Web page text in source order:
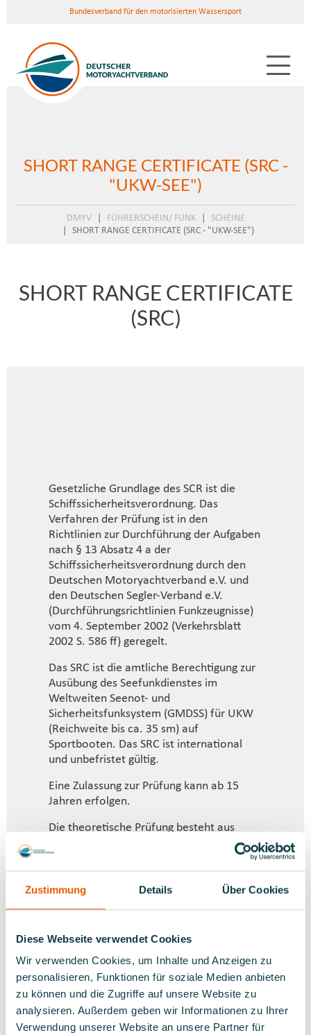
Zustimmung Details Über Cookies
Diese Webseite verwendet Cookies
Wir verwenden Cookies, um Inhalte und Anzeigen zu
personalisieren, Funktionen für soziale Medien anbieten
zu können und die Zugriffe auf unsere Website zu
analysieren. Außerdem geben wir Informationen zu Ihrer
Verwendung unserer Website an unsere Partner für
Bundesverband für den motorisierten Wassersport
SHORT RANGE CERTIFICATE (SRC -
"UKW-SEE")
DMYV FÜHRERSCHEIN/ FUNK
SCHEINE
SHORT RANGE CERTIFICATE (SRC - "UKW-SEE")
SHORT RANGE CERTIFICATE
(SRC)
Gesetzliche Grundlage des SCR ist die
Schiffssicherheitsverordnung. Das
Verfahren der Prüfung ist in den
Richtlinien zur Durchführung der Aufgaben
nach § 13 Absatz 4 a der
Schiffssicherheitsverordnung durch den
Deutschen Motoryachtverband e.V. und
den Deutschen Segler-Verband e.V.
(Durchführungsrichtlinien Funkzeugnisse)
vom 4. September 2002 (Verkehrsblatt
2002 S. 586 ff) geregelt.
Das SRC ist die amtliche Berechtigung zur
Ausübung des Seefunkdienstes im
Weltweiten Seenot- und
Sicherheitsfunksystem (GMDSS) für UKW
(Reichweite bis ca. 35 sm) auf
Sportbooten. Das SRC ist international
und unbefristet gültig.
Eine Zulassung zur Prüfung kann ab 15
Jahren erfolgen.
Die theoretische Prüfung besteht aus
einem Fragebogen, der Aufnahme von
Sicherheitsmeldungen in englischer
Sprache unter Verwendung des
Deutsche und der Übersetzung eines
Umständen wird auch mündlich geprüft.
Kenntnisse des mobilen Seefunkdienstes,
des GMDSS, des öffentlichen
Seefunkdienstes sowie der englischen
Sprache in Wort und Schrift zum